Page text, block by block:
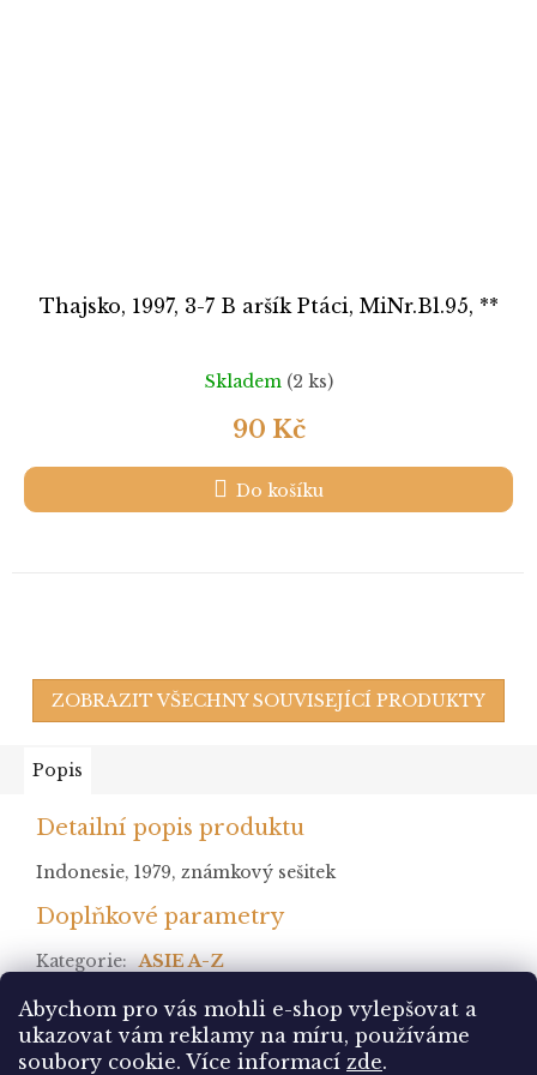
Abychom pro vás mohli e-shop vylepšovat a
ukazovat vám reklamy na míru, používáme
soubory cookie. Více informací zde.
Thajsko, 1997, 3-7 B aršík Ptáci, MiNr.Bl.95, **
Skladem (2 ks)
90 Kč
Do košíku
ZOBRAZIT VŠECHNY SOUVISEJÍCÍ PRODUKTY
Popis
Detailní popis produktu
Indonesie, 1979, známkový sešitek
Doplňkové parametry
Kategorie: ASIE A-Z